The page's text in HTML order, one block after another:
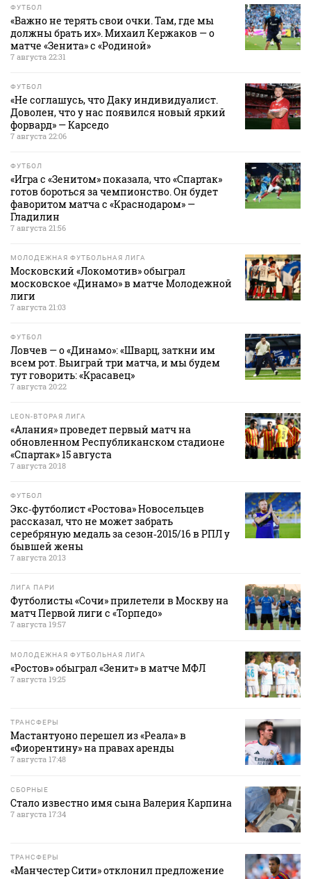
ФУТБОЛ
«Важно не терять свои очки. Там, где мы
должны брать их». Михаил Кержаков — о
матче «Зенита» с «Родиной»
7 августа 22:31
ФУТБОЛ
«Не соглашусь, что Даку индивидуалист.
Доволен, что у нас появился новый яркий
форвард» — Карседо
7 августа 22:06
ФУТБОЛ
«Игра с «Зенитом» показала, что «Спартак»
готов бороться за чемпионство. Он будет
фаворитом матча с «Краснодаром» —
Гладилин
7 августа 21:56
МОЛОДЕЖНАЯ ФУТБОЛЬНАЯ ЛИГА
Московский «Локомотив» обыграл
московское «Динамо» в матче Молодежной
лиги
7 августа 21:03
ФУТБОЛ
Ловчев — о «Динамо»: «Шварц, заткни им
всем рот. Выиграй три матча, и мы будем
тут говорить: «Красавец»
7 августа 20:22
LEON-ВТОРАЯ ЛИГА
«Алания» проведет первый матч на
обновленном Республиканском стадионе
«Спартак» 15 августа
7 августа 20:18
ФУТБОЛ
Экс‑футболист «Ростова» Новосельцев
рассказал, что не может забрать
серебряную медаль за сезон‑2015/16 в РПЛ у
бывшей жены
7 августа 20:13
ЛИГА ПАРИ
Футболисты «Сочи» прилетели в Москву на
матч Первой лиги с «Торпедо»
7 августа 19:57
МОЛОДЕЖНАЯ ФУТБОЛЬНАЯ ЛИГА
«Ростов» обыграл «Зенит» в матче МФЛ
7 августа 19:25
ТРАНСФЕРЫ
Мастантуоно перешел из «Реала» в
«Фиорентину» на правах аренды
7 августа 17:48
СБОРНЫЕ
Стало известно имя сына Валерия Карпина
7 августа 17:34
ТРАНСФЕРЫ
«Манчестер Сити» отклонил предложение